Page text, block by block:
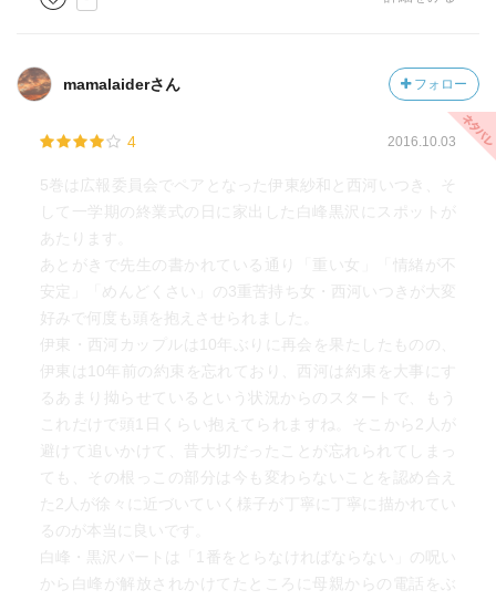
mamalaiderさん フォロー
4 2016.10.03
5巻は広報委員会でペアとなった伊東紗和と西河いつき、そ
して一学期の終業式の日に家出した白峰黒沢にスポットが
あたります。
あとがきで先生の書かれている通り「重い女」「情緒が不
安定」「めんどくさい」の3重苦持ち女・西河いつきが大変
好みで何度も頭を抱えさせられました。
伊東・西河カップルは10年ぶりに再会を果たしたものの、
伊東は10年前の約束を忘れており、西河は約束を大事にす
るあまり拗らせているという状況からのスタートで、もう
これだけで頭1日くらい抱えてられますね。そこから2人が
避けて追いかけて、昔大切だったことが忘れられてしまっ
ても、その根っこの部分は今も変わらないことを認め合え
た2人が徐々に近づいていく様子が丁寧に丁寧に描かれてい
るのが本当に良いです。
白峰・黒沢パートは「1番をとらなければならない」の呪い
から白峰が解放されかけてたところに母親からの電話をぶ